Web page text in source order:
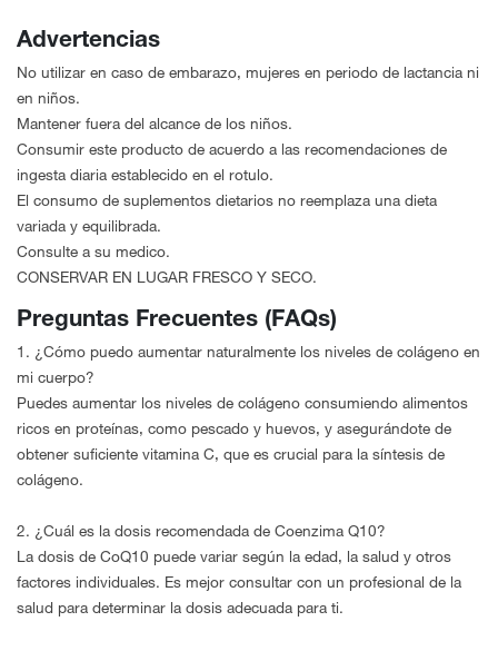
Advertencias
No utilizar en caso de embarazo, mujeres en periodo de lactancia ni
en niños.
Mantener fuera del alcance de los niños.
Consumir este producto de acuerdo a las recomendaciones de
ingesta diaria establecido en el rotulo.
El consumo de suplementos dietarios no reemplaza una dieta
variada y equilibrada.
Consulte a su medico.
CONSERVAR EN LUGAR FRESCO Y SECO.
Preguntas Frecuentes (FAQs)
1. ¿Cómo puedo aumentar naturalmente los niveles de colágeno en
mi cuerpo?
Puedes aumentar los niveles de colágeno consumiendo alimentos
ricos en proteínas, como pescado y huevos, y asegurándote de
obtener suficiente vitamina C, que es crucial para la síntesis de
colágeno.
2. ¿Cuál es la dosis recomendada de Coenzima Q10?
La dosis de CoQ10 puede variar según la edad, la salud y otros
factores individuales. Es mejor consultar con un profesional de la
salud para determinar la dosis adecuada para ti.